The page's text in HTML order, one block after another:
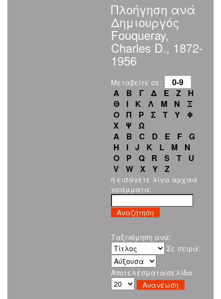
Πλοήγηση ανά
Δημιουργός
Fouqueray,
Charles D., 1872-
1956
Μεταβείτε σε:
0-9
Α
Β Γ Δ Ε Ζ
Η
Θ
Ι Κ Λ Μ Ν
Ξ
Ο
Π Ρ Σ Τ Υ
Φ
Χ
Ψ
Ω
A
B C D E F
G
H
I J K L M
N
O
P Q R S T
U
V
W X Y Z
ή εισάγετε λίγα αρχικά
γράμματα:
Ταξινόμηση ανά:
Σε σειρά:
Αποτελέσματα/σελίδα